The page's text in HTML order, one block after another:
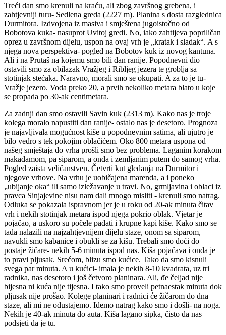
Treći dan smo krenuli na kraću, ali zbog završnog grebena, i
zahtjevniji turu- Sedlena greda (2227 m). Planina s dosta razglednica
Durmitora. Izdvojena iz masiva i smještena jugoistočno od
Bobotova kuka- nasuprot Uvitoj gredi. No, iako zahtijeva popriličan
oprez u završnom dijelu, uspon na ovaj vrh je „kratak i sladak“. A s
njega nova perspektiva- pogled na Bobotov kuk iz novog kantuna.
Ali i na Prutaš na kojemu smo bili dan ranije. Popodnevni dio
ostavili smo za obilazak Vražjeg i Ribljeg jezera te groblja sa
stotinjak stećaka. Naravno, morali smo se okupati. A za to je tu-
Vražje jezero. Voda preko 20, a prvih nekoliko metara blato u koje
se propada po 30-ak centimetara.
Za zadnji dan smo ostavili Savin kuk (2313 m). Kako nas je troje
kolega moralo napustiti dan ranije- ostalo nas je desetoro. Prognoza
je najavljivala mogućnost kiše u popodnevnim satima, ali ujutro je
bilo vedro s tek pokojim oblačićem. Oko 800 metara uspona od
našeg smještaja do vrha prošli smo bez problema. Laganim korakom
makadamom, pa siparom, a onda i zemljanim putem do samog vrha.
Pogled zaista veličanstven. Četvrti kut gledanja na Durmitor i
njegove vrhove. Na vrhu je uobičajena marenda, a i poneko
„ubijanje oka“ ili samo izležavanje u travi. No, grmljavina i oblaci iz
pravca Sinjajevine nisu nam dali mnogo misliti - krenuli smo natrag.
Odluka se pokazala ispravnom jer je u roku od 20-ak minuta čitav
vrh i nekih stotinjak metara ispod njega pokrio oblak. Vjetar je
pojačao, a uskoro su počele padati i krupne kapi kiše. Kako smo se
tada nalazili na najzahtjevnijem dijelu staze, onom sa siparom,
navukli smo kabanice i obukli se za kišu. Trebali smo doći do
postaje žičare- nekih 5-6 minuta ispod nas. Kiša pojačava i onda je
to pravi pljusak. Srećom, blizu smo kućice. Tako da smo kisnuli
svega par minuta. A u kućici- imala je nekih 8-10 kvadrata, uz tri
radnika, nas desetoro i još četvoro planinara. Ali, đe čeljad nije
bijesna ni kuća nije tijesna. I tako smo proveli petnaestak minuta dok
pljusak nije prošao. Kolege planinari i radnici će žičarom do dna
staze, ali mi ne odustajemo. Idemo natrag kako smo i došli- na noga.
Nekih je 40-ak minuta do auta. Kiša lagano sipka, čisto da nas
podsjeti da je tu.